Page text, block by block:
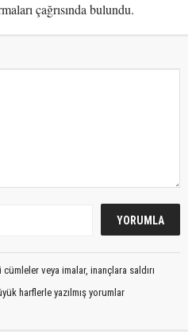
çağrısında bulundu.
veya imalar, inançlara saldırı
harflerle yazılmış yorumlar